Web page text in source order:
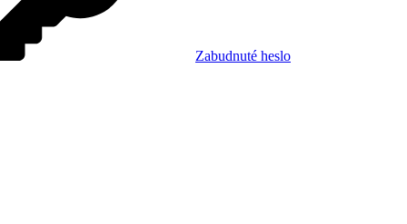
Zabudnuté heslo